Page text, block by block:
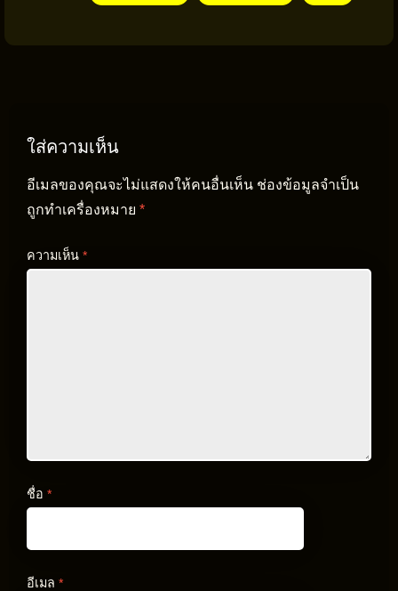
ใส่ความเห็น
อีเมลของคุณจะไม่แสดงให้คนอื่นเห็น ช่องข้อมูลจำเป็น
ถูกทำเครื่องหมาย *
ความเห็น *
ชื่อ *
อีเมล *